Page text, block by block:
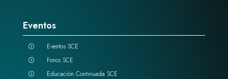
Eventos
= Eventos SCE
= Foros SCE
= Educación Continuada SCE